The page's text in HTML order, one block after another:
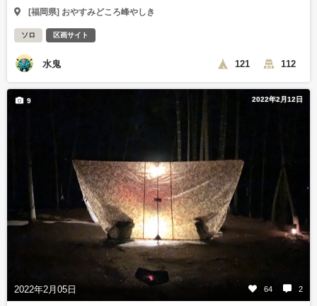
[福岡県] おやすみどころ峰やしき
ソロ 区画サイト
水鬼 121 112
2022年2月12日
2022年2月05日 64 2
9